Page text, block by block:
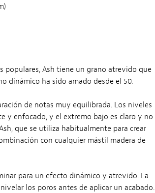
populares, Ash tiene un grano atrevido que
dinámico ha sido amado desde el 50.
de notas muy equilibrada. Los niveles
y enfocado, y el extremo bajo es claro y no
que se utiliza habitualmente para crear
con cualquier mástil madera de
para un efecto dinámico y atrevido. La
los poros antes de aplicar un acabado.